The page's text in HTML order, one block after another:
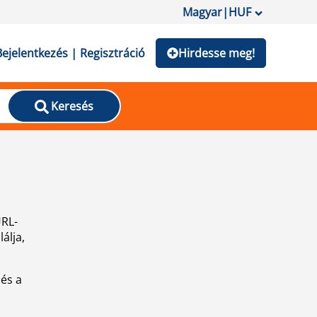
Magyar|HUF
| Regisztráció Hirdesse meg!
Keresés
a